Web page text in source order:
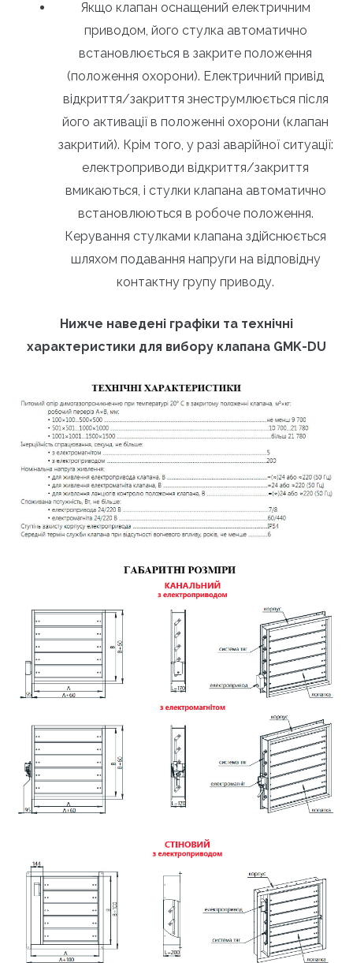
Якщо клапан оснащений електричним
приводом, його стулка автоматично
встановлюється в закрите положення
(положення охорони). Електричний привід
відкриття/закриття знеструмлюється після
його активації в положенні охорони (клапан
закритий). Крім того, у разі аварійної ситуації:
електроприводи відкриття/закриття
вмикаються, і стулки клапана автоматично
встановлюються в робоче положення.
Керування стулками клапана здійснюється
шляхом подавання напруги на відповідну
контактну групу приводу.
Нижче наведені графіки та технічні
характеристики для вибору клапана GMK-DU